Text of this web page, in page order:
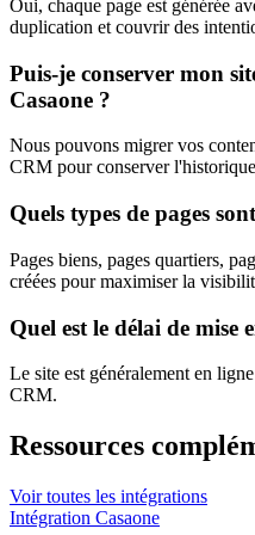
Oui, chaque page est générée
duplication et couvrir des
Puis-je conserver mon
Casaone ?
Nous pouvons migrer vos
CRM pour conserver
Quels types de pages
Pages biens, pages quartiers,
créées pour maximiser la
Quel est le délai de mise
Le site est généralement en
CRM.
Ressources
Voir toutes les intégrations
Intégration Casaone